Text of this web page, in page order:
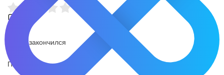
Товар закончился
Поделиться